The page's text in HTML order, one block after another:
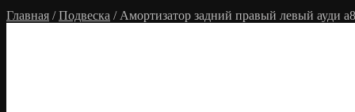
Главная /Подвеска / Амортизатор задний правый левый ауди